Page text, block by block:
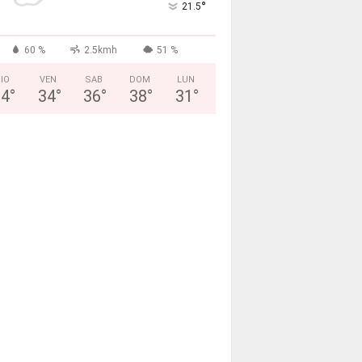
21.5°
60 % 2.5kmh 51 %
°
VEN
34°
SAB
36°
DOM
38°
LUN
31 °